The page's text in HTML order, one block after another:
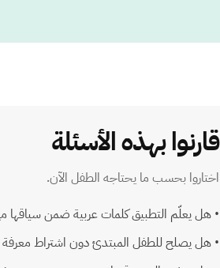
قارنوا بهذه الأسئلة
اختاروا بحسب ما يحتاجه الطفل الآن.
• هل يعلّم التطبيق كلمات عربية ضمن
• هل يصلح للطفل المبتدئ دون اشتراط معرفة